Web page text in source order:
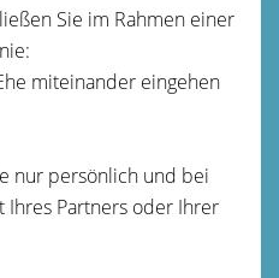
Sie im Rahmen einer
miteinander eingehen
nur persönlich und bei
Ihres Partners oder Ihrer